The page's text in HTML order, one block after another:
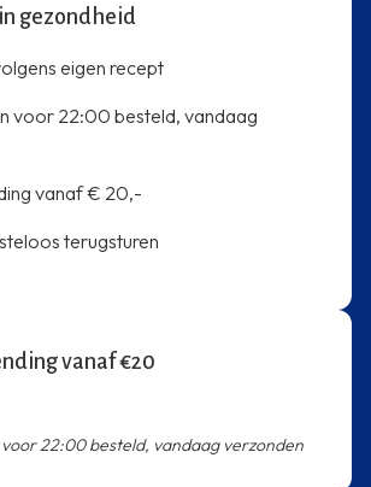
gezondheid
eigen recept
voor 22:00 besteld, vandaag
vanaf € 20,-
terugsturen
vanaf €20
22:00 besteld, vandaag verzonden